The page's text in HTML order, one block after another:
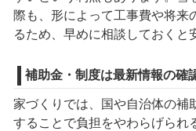
際も、形によって工事費や将来
るため、早めに相談しておくと
補助金・制度は最新情報の確
家づくりでは、国や自治体の補
することで負担をやわらげられ